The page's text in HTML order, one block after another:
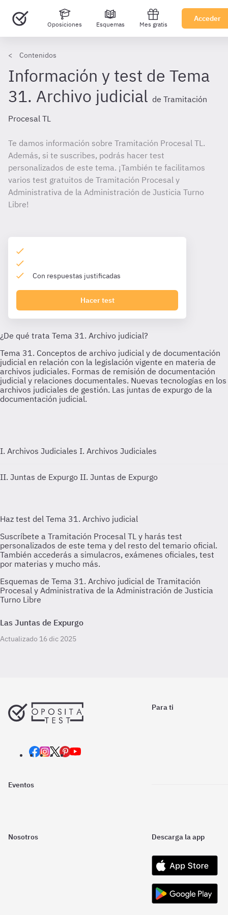
Oposiciones Esquemas Mes gratis
Acceder
Contenidos
Información y test de Tema
31. Archivo judicial de Tramitación
Procesal TL
Te damos información sobre Tramitación Procesal TL.
Además, si te suscribes, podrás hacer test
personalizados de este tema. ¡También te facilitamos
varios test gratuitos de Tramitación Procesal y
Administrativa de la Administración de Justicia Turno
Libre!
Con respuestas justificadas
Hacer test
I. Archivos Judiciales I. Archivos Judiciales
II. Juntas de Expurgo II. Juntas de Expurgo
Esquemas de Tema 31. Archivo judicial de Tramitación
Procesal y Administrativa de la Administración de Justicia
Turno Libre
Las Juntas de Expurgo
Actualizado 16 dic 2025
Para ti
Eventos
Nosotros Descarga la app